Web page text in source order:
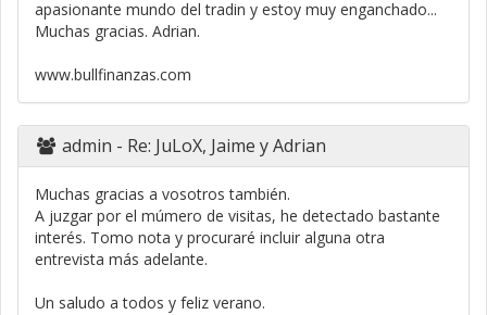
apasionante mundo del tradin y estoy muy enganchado...
Muchas gracias. Adrian.
www.bullfinanzas.com
admin - Re: JuLoX, Jaime y Adrian
Muchas gracias a vosotros también.
A juzgar por el múmero de visitas, he detectado bastante
interés. Tomo nota y procuraré incluir alguna otra
entrevista más adelante.
Un saludo a todos y feliz verano.